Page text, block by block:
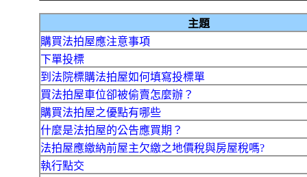
主題
購買法拍屋應注意事項
下單投標
到法院標購法拍屋如何填寫投標單
買法拍屋車位卻被偷賣怎麼辦？
購買法拍屋之優點有哪些
什麼是法拍屋的公告應買期？
法拍屋應繳納前屋主欠繳之地價稅與房屋稅嗎?
執行點交